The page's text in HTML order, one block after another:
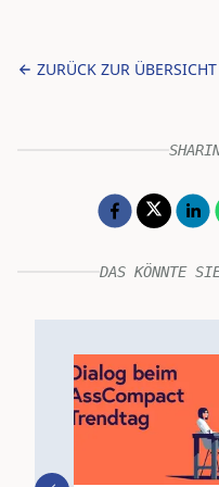
ZURÜCK ZUR ÜBERSICHT
DAS KÖNNTE